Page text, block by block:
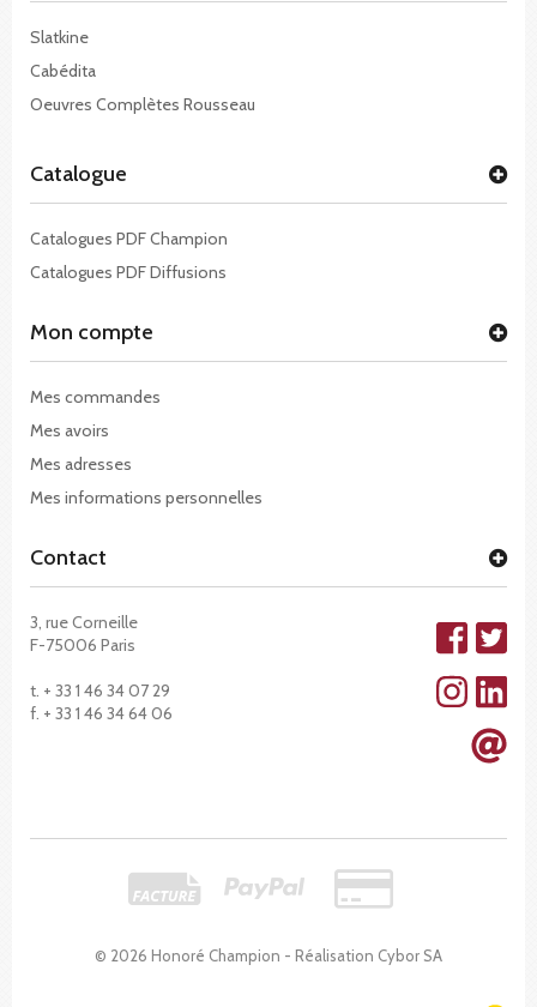
© 2026 Honoré Champion - Réalisation Cybor SA
Slatkine
Cabédita
Oeuvres Complètes Rousseau
Catalogue
Catalogues PDF Champion
Catalogues PDF Diffusions
Mon compte
Mes commandes
Mes avoirs
Mes adresses
Mes informations personnelles
Contact
3, rue Corneille
F-75006 Paris
t. + 33 1 46 34 07 29
f. + 33 1 46 34 64 06